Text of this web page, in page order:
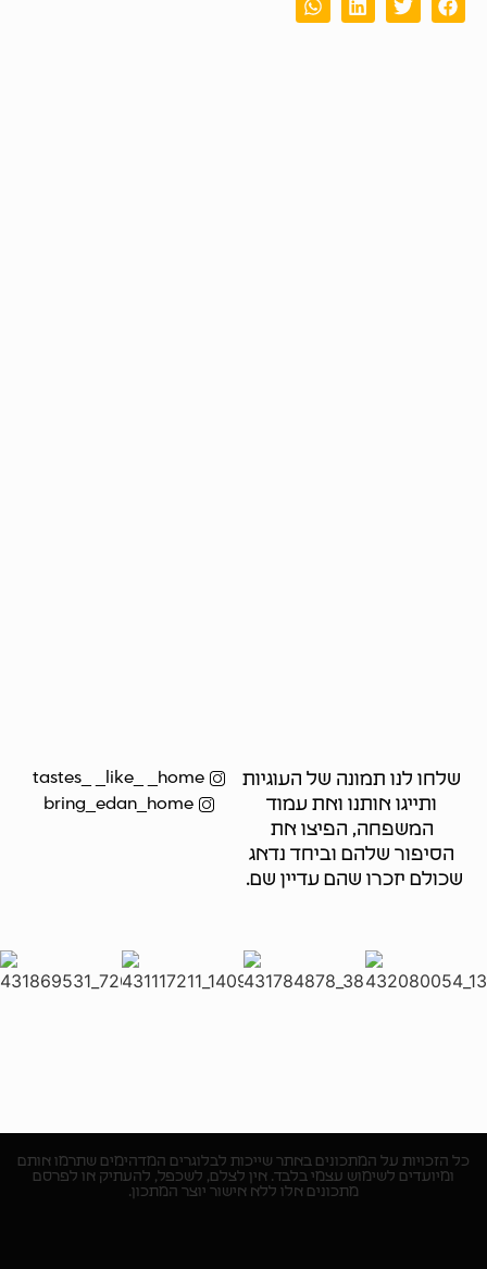
שלחו לנו תמונה של העוגיות
ותייגו אותנו ואת עמוד
המשפחה, הפיצו את
הסיפור שלהם וביחד נדאג
שכולם יזכרו שהם עדיין שם.
tastes_ _like_ _home
bring_edan_home
כל הזכויות על המתכונים באתר שייכות לבלוגרים המדהימים שתרמו אותם
ומיועדים לשימוש עצמי בלבד. אין לצלם, לשכפל, להעתיק או לפרסם
מתכונים אלו ללא אישור יוצר המתכון.